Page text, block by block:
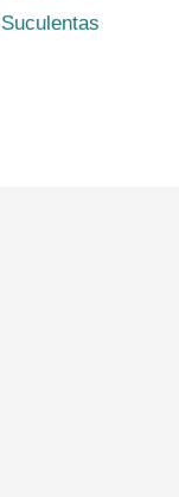
Suculentas